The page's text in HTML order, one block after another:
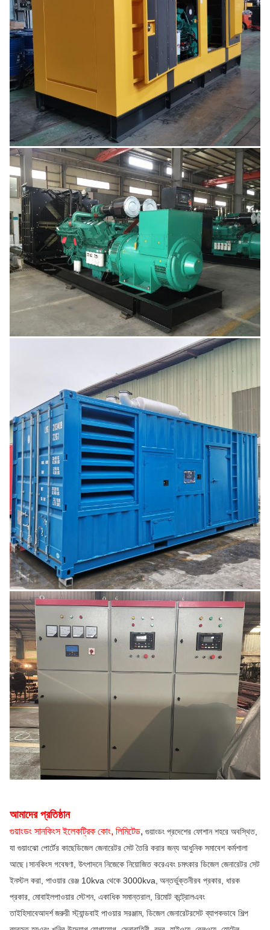
আমাদের প্রতিষ্ঠান
গুয়াংডং সানকিংস ইলেকট্রিক কোং, লিমিটেড, গুয়াংডং প্রদেশের ফোশান শহরে অবস্থিত,
যা গুয়াংঝো পোর্টের কাছেডিজেল জেনারেটর সেট তৈরি করার জন্য আধুনিক সমাবেশ কর্মশালা
আছে।সানকিংস গবেষণা, উৎপাদনে নিজেকে নিয়োজিত করেএবং চমৎকার ডিজেল জেনারেটর সেট
ইনস্টল করা, পাওয়ার রেঞ্জ 10kva থেকে 3000kva, অন্তর্ভুক্তনীরব প্রকার, ধারক
প্রকার, মোবাইলপাওয়ার স্টেশন, একাধিক সমান্তরাল, রিমোট কন্ট্রোলএবং
তাইহিসাবেআদর্শজরুরী স্ট্যান্ডবাই পাওয়ার সরঞ্জাম, ডিজেল জেনারেটরসেট ব্যাপকভাবে শিল্প